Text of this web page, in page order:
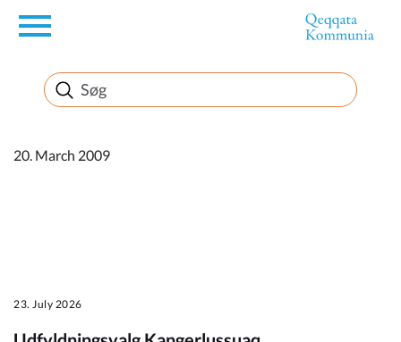
en
Borger
Erhverv
20. March 2009
23. July 2026